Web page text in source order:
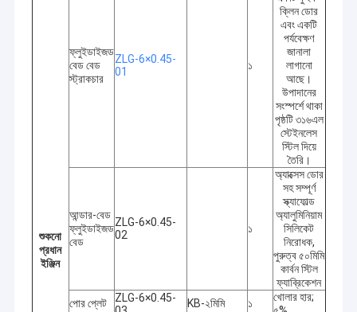
শুকনো
প্রধান
ইঞ্জিন
ফ্লুইডাইজড
বেড বেড
স্ট্রাকচার
ZLG-6×0.45-
01
১
ক্লিন ডোর
এবং একটি
পর্যবেক্ষণ
জানালা
লাগানো
আছে।
উপাদানের
সংস্পর্শে থাকা
পৃষ্ঠটি ৩১৬এল
স্টেইনলেস
স্টিল দিয়ে
তৈরি।
আন্ডার-বেড
ফ্লুইডাইজড
বেড
ZLG-6×0.45-
02
১
অ্যাক্সেস ডোর
সহ সম্পূর্ণ
স্ক্যাফোল্ড
অ্যালুমিনিয়াম
সিলিকেট
নিরোধক,
পুরুত্ব ৫০মিমি
কার্বন স্টিল
ফ্যাব্রিকেশন
পোর প্লেট
ZLG-6×0.45-
KB-২মিমি ১
খোলার হার;